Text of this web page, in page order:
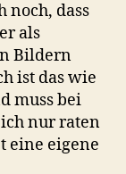
noch, dass
als
Bildern
ist das wie
muss bei
ich nur raten
eine eigene